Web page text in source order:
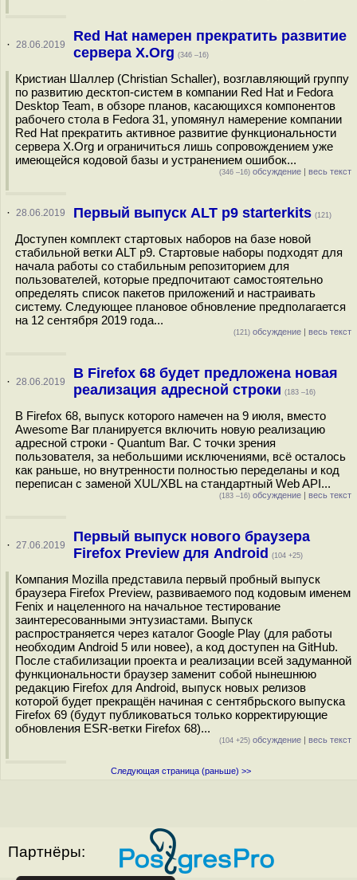
· 28.06.2019
Red Hat намерен прекратить развитие
сервера X.Org (346 –16)
Кристиан Шаллер (Christian Schaller), возглавляющий группу
по развитию десктоп-систем в компании Red Hat и Fedora
Desktop Team, в обзоре планов, касающихся компонентов
рабочего стола в Fedora 31, упомянул намерение компании
Red Hat прекратить активное развитие функциональности
сервера X.Org и ограничиться лишь сопровождением уже
имеющейся кодовой базы и устранением ошибок...
(346 –16) обсуждение | весь текст
· 28.06.2019 Первый выпуск ALT p9 starterkits (121)
Доступен комплект стартовых наборов на базе новой
стабильной ветки ALT p9. Стартовые наборы подходят для
начала работы со стабильным репозиторием для
пользователей, которые предпочитают самостоятельно
определять список пакетов приложений и настраивать
систему. Следующее плановое обновление предполагается
на 12 сентября 2019 года...
(121) обсуждение | весь текст
· 28.06.2019
В Firefox 68 будет предложена новая
реализация адресной строки (183 –16)
В Firefox 68, выпуск которого намечен на 9 июля, вместо
Awesome Bar планируется включить новую реализацию
адресной строки - Quantum Bar. С точки зрения
пользователя, за небольшими исключениями, всё осталось
как раньше, но внутренности полностью переделаны и код
переписан с заменой XUL/XBL на стандартный Web API...
(183 –16) обсуждение | весь текст
· 27.06.2019
Первый выпуск нового браузера
Firefox Preview для Android
(104 +25)
Компания Mozilla представила первый пробный выпуск
браузера Firefox Preview, развиваемого под кодовым именем
Fenix и нацеленного на начальное тестирование
заинтересованными энтузиастами. Выпуск
распространяется через каталог Google Play (для работы
необходим Android 5 или новее), а код доступен на GitHub.
После стабилизации проекта и реализации всей задуманной
функциональности браузер заменит собой нынешнюю
редакцию Firefox для Android, выпуск новых релизов
которой будет прекращён начиная с сентябрьского выпуска
Firefox 69 (будут публиковаться только корректирующие
обновления ESR-ветки Firefox 68)...
(104 +25) обсуждение | весь текст
Следующая страница (раньше) >>
Партнёры: